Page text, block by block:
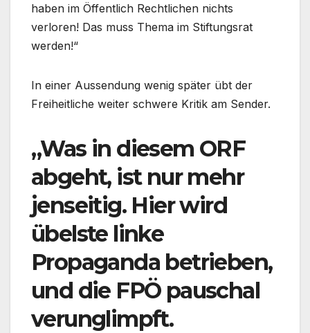
haben im Öffentlich Rechtlichen nichts
verloren! Das muss Thema im Stiftungsrat
werden!“
In einer Aussendung wenig später übt der
Freiheitliche weiter schwere Kritik am Sender.
„Was in diesem ORF
abgeht, ist nur mehr
jenseitig. Hier wird
übelste linke
Propaganda betrieben,
und die FPÖ pauschal
verunglimpft.